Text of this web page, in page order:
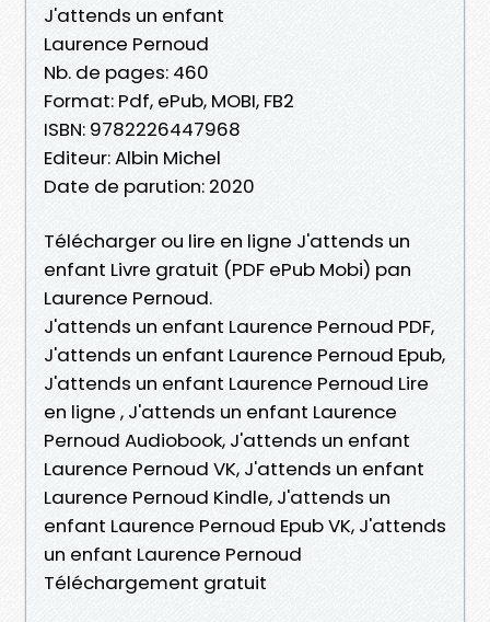
J'attends un enfant
Laurence Pernoud
Nb. de pages: 460
Format: Pdf, ePub, MOBI, FB2
ISBN: 9782226447968
Editeur: Albin Michel
Date de parution: 2020
Télécharger ou lire en ligne J'attends un
enfant Livre gratuit (PDF ePub Mobi) pan
Laurence Pernoud.
J'attends un enfant Laurence Pernoud PDF,
J'attends un enfant Laurence Pernoud Epub,
J'attends un enfant Laurence Pernoud Lire
en ligne , J'attends un enfant Laurence
Pernoud Audiobook, J'attends un enfant
Laurence Pernoud VK, J'attends un enfant
Laurence Pernoud Kindle, J'attends un
enfant Laurence Pernoud Epub VK, J'attends
un enfant Laurence Pernoud
Téléchargement gratuit